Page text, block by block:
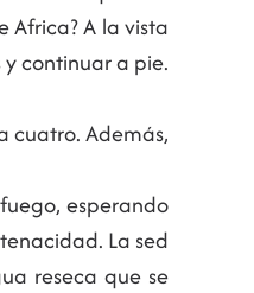
Africa? A la vista
continuar a pie.
cuatro. Además,
esperando
La sed
reseca que se